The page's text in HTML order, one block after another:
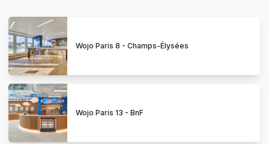
Wojo Paris 8 - Champs-Élysées
Wojo Paris 13 - BnF